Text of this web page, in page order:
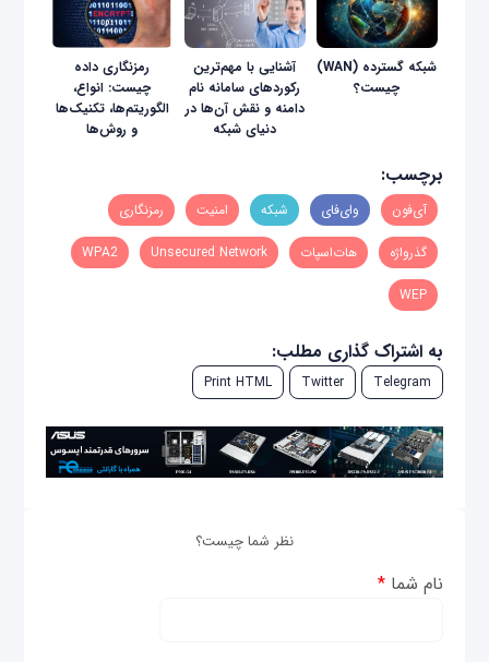
شبکه گسترده (WAN)
چیست؟
آشنایی با مهم‌ترین
رکوردهای سامانه نام
دامنه و نقش آن‌ها در
دنیای شبکه
رمزنگاری داده
چیست: انواع،
الگوریتم‌ها، تکنیک‌ها
و روش‌ها
برچسب:
آی‌فون وای‌فای شبکه امنیت رمزنگاری
گذرواژه هات‌اسپات Unsecured Network
WPA2
WEP
به اشتراک گذاری مطلب:
Telegram
Twitter
Print HTML
نظر شما چیست؟
نام شما*